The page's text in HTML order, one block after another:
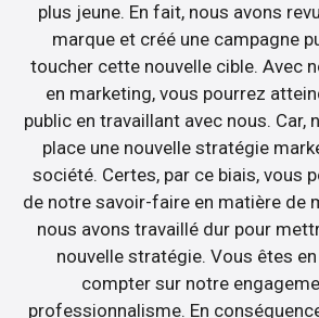
plus jeune. En fait, nous avons
marque et créé une campagne
toucher cette nouvelle cible. Avec
en marketing, vous pourrez
public en travaillant avec nous. Car,
place une nouvelle stratégie
société. Certes, par ce biais, vous
de notre savoir-faire en matière de
nous avons travaillé dur pour
nouvelle stratégie. Vous êtes
compter sur notre
professionnalisme. En